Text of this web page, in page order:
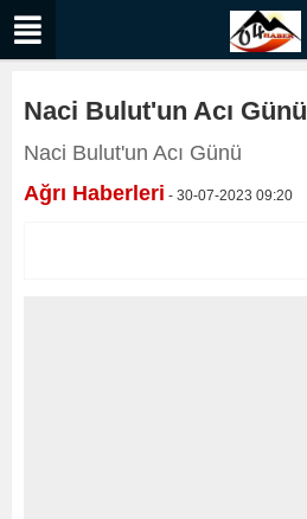
Naci Bulut'un Acı Günü
Naci Bulut'un Acı Günü
Ağrı Haberleri - 30-07-2023 09:20